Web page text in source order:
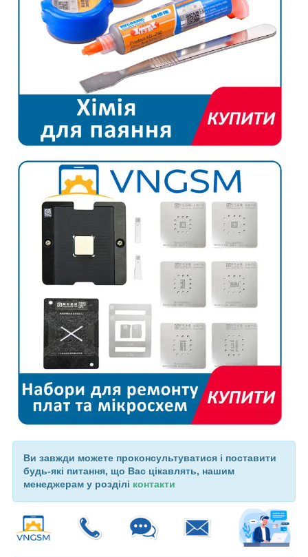
Ви завжди можете проконсультуватися і поставити
будь-які питання, що Вас цікавлять, нашим
менеджерам у розділі контакти